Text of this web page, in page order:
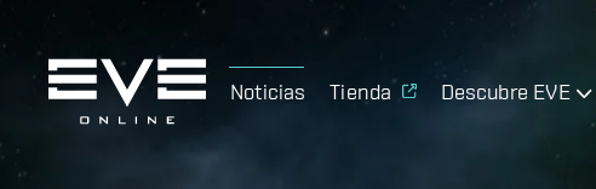
Noticias Tienda Descubre EVE